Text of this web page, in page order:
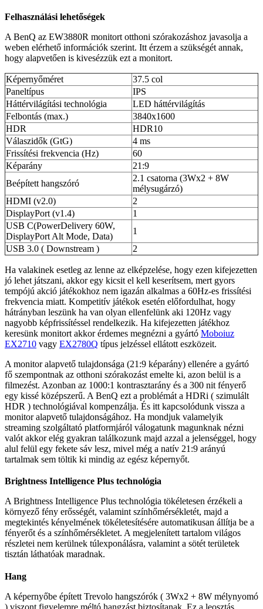
Felhasználási lehetőségek
A BenQ az EW3880R monitort otthoni szórakozáshoz javasolja a
weben elérhető információk szerint. Itt érzem a szükségét annak,
hogy alapvetően is kivesézzük ezt a monitort.
Képernyőméret
37.5 col
Paneltípus
IPS
Háttérvilágítási technológia
LED háttérvilágítás
Felbontás (max.)
3840x1600
HDR
HDR10
Válaszidők (GtG)
4 ms
Frissítési frekvencia (Hz)
60
Képarány
21:9
Beépített hangszóró
2.1 csatorna (3Wx2 + 8W
mélysugárzó)
HDMI (v2.0)
2
DisplayPort (v1.4)
1
USB C(PowerDelivery 60W,
DisplayPort Alt Mode, Data)
1
USB 3.0 ( Downstream )
2
Ha valakinek esetleg az lenne az elképzelése, hogy ezen kifejezetten
jó lehet játszani, akkor egy kicsit el kell keserítsem, mert gyors
tempójú akció játékokhoz nem igazán alkalmas a 60Hz-es frissítési
frekvencia miatt. Kompetitív játékok esetén előfordulhat, hogy
hátrányban leszünk ha van olyan ellenfelünk aki 120Hz vagy
nagyobb képfrissítéssel rendelkezik. Ha kifejezetten játékhoz
keresünk monitort akkor érdemes megnézni a gyártó Moboiuz
EX2710 vagy EX2780Q típus jelzéssel ellátott eszközeit.
A monitor alapvető tulajdonsága (21:9 képarány) ellenére a gyártó
fő szempontnak az otthoni szórakozást emelte ki, azon belül is a
filmezést. Azonban az 1000:1 kontrasztarány és a 300 nit fényerő
egy kissé középszerű. A BenQ ezt a problémát a HDRi ( szimulált
HDR ) technológiával kompenzálja. És itt kapcsolódunk vissza a
monitor alapvető tulajdonságához. Ha mondjuk valamelyik
streaming szolgáltató platformjáról válogatunk magunknak nézni
valót akkor elég gyakran találkozunk majd azzal a jelenséggel, hogy
alul felül egy fekete sáv lesz, mivel még a natív 21:9 arányú
tartalmak sem töltik ki mindig az egész képernyőt.
Brightness Intelligence Plus technológia
A Brightness Intelligence Plus technológia tökéletesen érzékeli a
környező fény erősségét, valamint színhőmérsékletét, majd a
megtekintés kényelmének tökéletesítésére automatikusan állítja be a
fényerőt és a színhőmérsékletet. A megjelenített tartalom világos
részletei nem kerülnek túlexponálásra, valamint a sötét területek
tisztán láthatóak maradnak.
Hang
A képernyőbe épített Trevolo hangszórók ( 3Wx2 + 8W mélynyomó